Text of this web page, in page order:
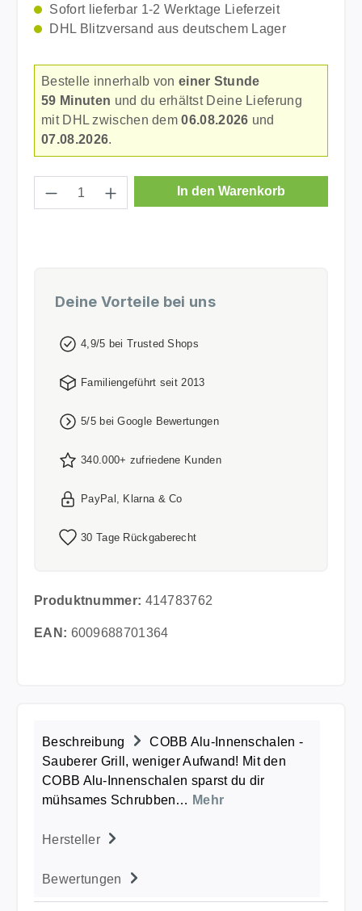
Sofort lieferbar 1-2 Werktage Lieferzeit
DHL Blitzversand aus deutschem Lager
Bestelle innerhalb von einer Stunde
59 Minuten und du erhältst Deine Lieferung
mit DHL zwischen dem06.08.2026 und
07.08.2026.
Produkt Anzahl: Gib den gewünschten
In den Warenkorb
Deine Vorteile bei uns
4,9/5 bei Trusted Shops
Familiengeführt seit 2013
5/5 bei Google Bewertungen
340.000+ zufriedene Kunden
PayPal, Klarna & Co
30 Tage Rückgaberecht
Produktnummer: 414783762
EAN: 6009688701364
Beschreibung
COBB Alu-Innenschalen -
Sauberer Grill, weniger Aufwand! Mit den
COBB Alu-Innenschalen sparst du dir
mühsames Schrubben… Mehr
Hersteller
Bewertungen